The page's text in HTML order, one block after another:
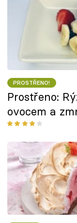
PROSTŘENO!
Prostřeno:
ovocem a